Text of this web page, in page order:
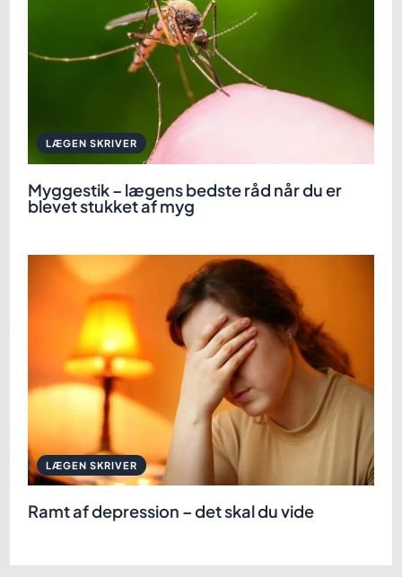
Myggestik – lægens bedste råd når du er
blevet stukket af myg
LÆGEN SKRIVER
Ramt af depression – det skal du vide
LÆGEN SKRIVER